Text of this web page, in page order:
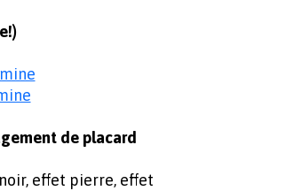
de placard
effet pierre, effet